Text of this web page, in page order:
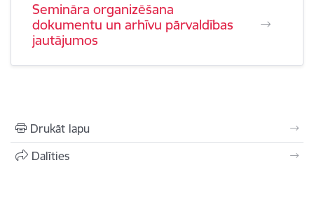
Semināra organizēšana
dokumentu un arhīvu pārvaldības
jautājumos
Drukāt lapu
Dalīties